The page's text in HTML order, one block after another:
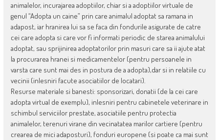
animalelor, incurajarea adoptiilor, chiar si a adoptiilor virtuale de
genul “Adopta un caine” prin care animalul adoptat sa ramana in
adapost, iar hranirea lui sa se faca din fondurile asigurate de catre
cei care adopta si care vor fi informati periodic de starea animalului
adoptat, sau sprijinirea adoptatorilor prin masuri care sa ii ajute atat
la procurarea hranei si medicamentelor (pentru persoanele in
varsta care sunt mai des in postura de a adopta),dar si in relatiile cu
vecinii (inlesniri facute asociatiilor de locatari).
Resurse materiale si banesti: sponsorizari, donatii (de la cei care
adopta virtual de exemplu), inlesniri pentru cabinetele veterinare in
schimbul serviciilor prestate, asociatiile pentru protectia
animalelor, terenuri virane din vecinatatea marilor cartiere (pentru
crearea de mici adaposturi), fonduri europene (si poate ca mai sunt